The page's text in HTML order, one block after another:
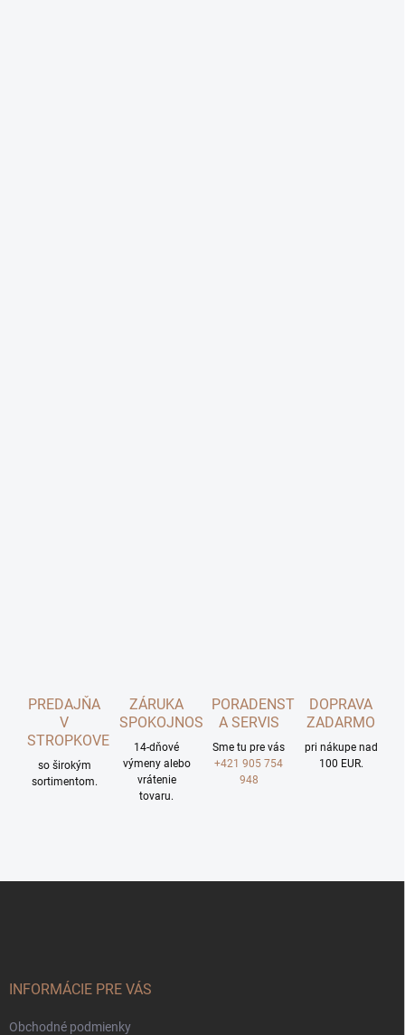
PREDAJŇA
V
STROPKOVE
so širokým
sortimentom.
ZÁRUKA
SPOKOJNOSTI
14-dňové
výmeny alebo
vrátenie
tovaru.
PORADENSTVO
A SERVIS
Sme tu pre vás
+421 905 754
948
DOPRAVA
ZADARMO
pri nákupe nad
100 EUR.
INFORMÁCIE PRE VÁS
Obchodné podmienky